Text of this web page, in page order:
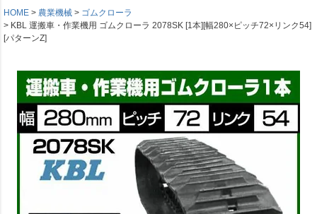
HOME
農業機械
ゴムクローラ
KBL 運搬車・作業機用 ゴムクローラ 2078SK [1本][幅280×ピッチ72×リンク54]
[パターンZ]